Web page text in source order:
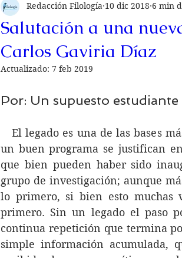
Salutación a una
Carlos Gaviria Díaz
Redacción Filología 10 dic 2018 6 min
Actualizado: 7 feb 2019
Por: Un supuesto
El legado es una de las bases
un buen programa se justifican
que bien pueden haber sido
grupo de investigación; aunque
lo primero, si bien esto muchas
primero. Sin un legado el paso
continua repetición que termina
simple información acumulada,